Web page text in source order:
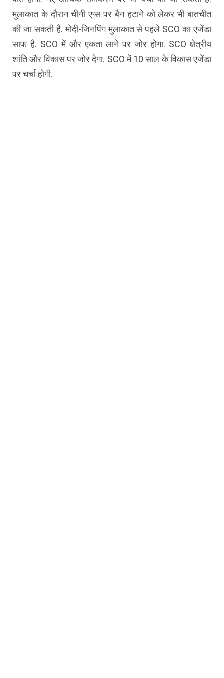
मुलाकात के दौरान चीनी एप्स पर बैन हटाने को लेकर भी बातचीत
की जा सकती है. मोदी-जिनपिंग मुलाकात से पहले SCO का एजेंडा
साफ है. SCO में और एकता लाने पर जोर होगा. SCO क्षेत्रीय
शांति और विकास पर जोर देगा. SCO में 10 साल के विकास एजेंडा
पर चर्चा होगी.